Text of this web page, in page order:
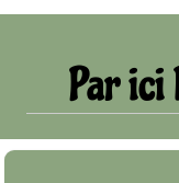
Par ici